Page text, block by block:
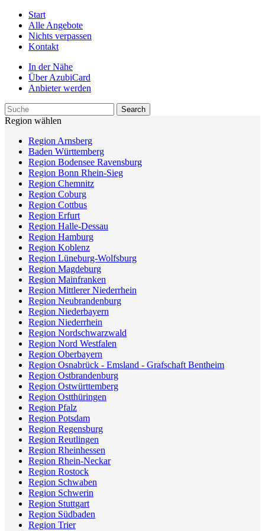
Start
Alle Angebote
Nichts verpassen
Kontakt
In der Nähe
Über AzubiCard
Anbieter werden
Region wählen
Region Arnsberg
Baden Württemberg
Region Bodensee Ravensburg
Region Bonn Rhein-Sieg
Region Chemnitz
Region Coburg
Region Cottbus
Region Erfurt
Region Halle-Dessau
Region Hamburg
Region Koblenz
Region Lüneburg-Wolfsburg
Region Magdeburg
Region Mainfranken
Region Mittlerer Niederrhein
Region Neubrandenburg
Region Niederbayern
Region Niederrhein
Region Nordschwarzwald
Region Nord Westfalen
Region Oberbayern
Region Osnabrück - Emsland - Grafschaft Bentheim
Region Ostbrandenburg
Region Ostwürttemberg
Region Ostthüringen
Region Pfalz
Region Potsdam
Region Regensburg
Region Reutlingen
Region Rheinhessen
Region Rhein-Neckar
Region Rostock
Region Schwaben
Region Schwerin
Region Stuttgart
Region Südbaden
Region Trier